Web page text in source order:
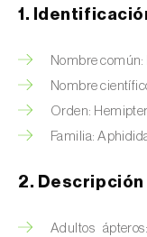
sasakii
Barrenador del
fusca )
1.
Nombre común:
Nombre
Orden:
Familia:
2. Descripción
Adultos